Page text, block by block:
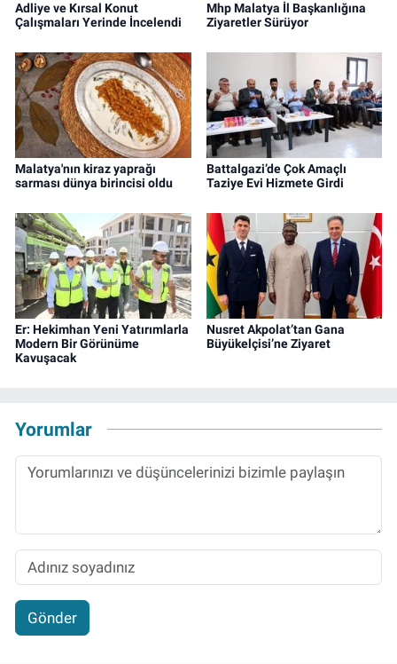
Adliye ve Kırsal Konut
Çalışmaları Yerinde İncelendi
Mhp Malatya İl Başkanlığına
Ziyaretler Sürüyor
Malatya'nın kiraz yaprağı
sarması dünya birincisi oldu
Battalgazi’de Çok Amaçlı
Taziye Evi Hizmete Girdi
Er: Hekimhan Yeni Yatırımlarla
Modern Bir Görünüme
Kavuşacak
Nusret Akpolat’tan Gana
Büyükelçisi’ne Ziyaret
Yorumlar
Gönder